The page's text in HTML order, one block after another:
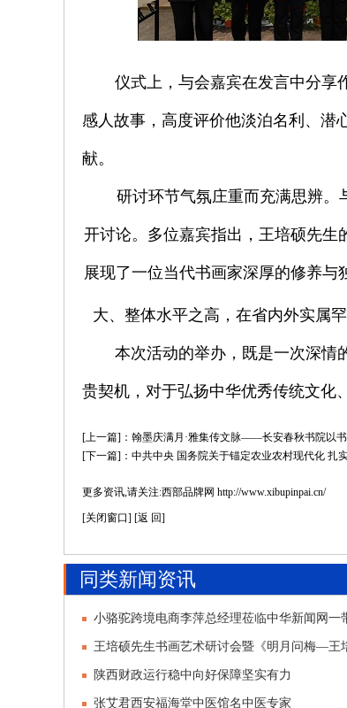
仪式上，与会嘉宾在发言中分享
感人故事，高度评价他淡泊名利、潜
献。
研讨环节气氛庄重而充满思辨。
开讨论。多位嘉宾指出，王培硕先生
展现了一位当代书画家深厚的修养
大、整体水平之高，在省内外实属
本次活动的举办，既是一次深情
贵契机，对于弘扬中华优秀传统文化
[上一篇]：翰墨庆满月·雅集传文脉——长安春秋书院以
[下一篇]：中共中央 国务院关于锚定农业农村现代化 扎
更多资讯,请关注:西部品牌网 http://www.xibupinpai.cn/
[关闭窗口] [返 回]
同类新闻资讯
小骆驼跨境电商李萍总经理莅临中华新闻网一
中亚合作
王培硕先生书画艺术研讨会暨《明月问梅—王
式举行
陕西财政运行稳中向好保障坚实有力
张艾君西安福海堂中医馆名中医专家